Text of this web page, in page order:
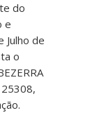
do
e
Julho de
o